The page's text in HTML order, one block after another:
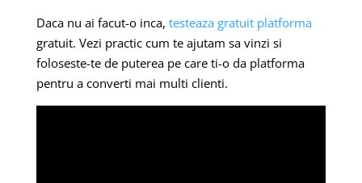
Daca nu ai facut-o inca, testeaza gratuit platforma
gratuit. Vezi practic cum te ajutam sa vinzi si
foloseste-te de puterea pe care ti-o da platforma
pentru a converti mai multi clienti.